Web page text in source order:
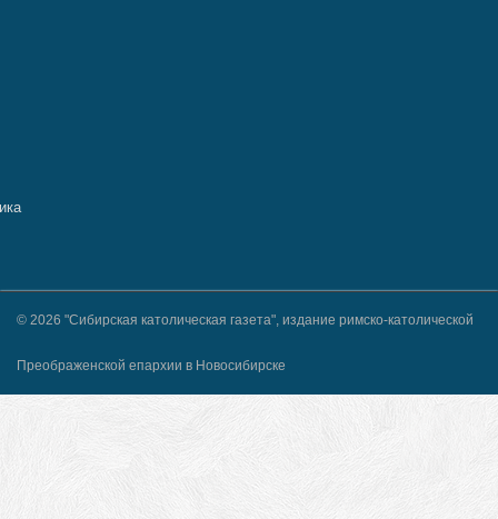
© 2026 "Сибирская католическая газета", издание римско-католической
Преображенской епархии в Новосибирске